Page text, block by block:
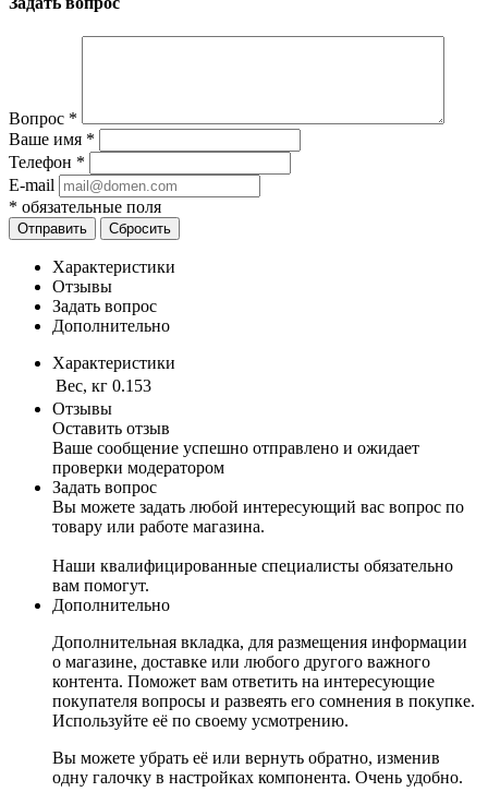
Вопрос *
Ваше имя *
Телефон *
E-mail
* обязательные поля
Отправить Сбросить
Характеристики
Отзывы
Задать вопрос
Дополнительно
Характеристики
Вес, кг 0.153
Отзывы
Оставить отзыв
Ваше сообщение успешно отправлено и ожидает
проверки модератором
Задать вопрос
Вы можете задать любой интересующий вас вопрос по
товару или работе магазина.
Наши квалифицированные специалисты обязательно
вам помогут.
Дополнительно
Дополнительная вкладка, для размещения информации
о магазине, доставке или любого другого важного
контента. Поможет вам ответить на интересующие
покупателя вопросы и развеять его сомнения в покупке.
Используйте её по своему усмотрению.
Вы можете убрать её или вернуть обратно, изменив
одну галочку в настройках компонента. Очень удобно.